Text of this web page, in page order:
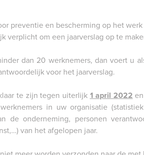
preventie en bescherming op het
verplicht om een jaarverslag op te
dan 20 werknemers, dan voert u
voor het jaarverslag.
te zijn tegen uiterlijk 1 april 2022
in uw organisatie
de onderneming, personen
van het afgelopen jaar.